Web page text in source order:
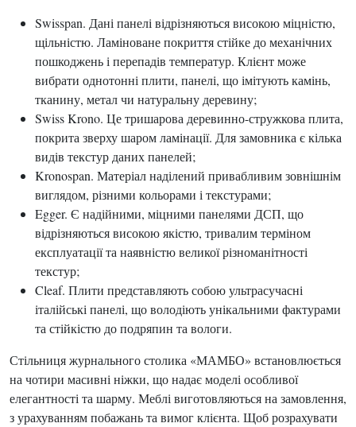
Swisspan. Дані панелі відрізняються високою міцністю,
щільністю. Ламіноване покриття стійке до механічних
пошкоджень і перепадів температур. Клієнт може
вибрати однотонні плити, панелі, що імітують камінь,
тканину, метал чи натуральну деревину;
Swiss Krono. Це тришарова деревинно-стружкова плита,
покрита зверху шаром ламінації. Для замовника є кілька
видів текстур даних панелей;
Kronospan. Матеріал наділений привабливим зовнішнім
виглядом, різними кольорами і текстурами;
Egger. Є надійними, міцними панелями ДСП, що
відрізняються високою якістю, тривалим терміном
експлуатації та наявністю великої різноманітності
текстур;
Cleaf. Плити представляють собою ультрасучасні
італійські панелі, що володіють унікальними фактурами
та стійкістю до подряпин та вологи.
Стільниця журнального столика «МАМБО» встановлюється
на чотири масивні ніжки, що надає моделі особливої
елегантності та шарму. Меблі виготовляються на замовлення,
з урахуванням побажань та вимог клієнта. Щоб розрахувати